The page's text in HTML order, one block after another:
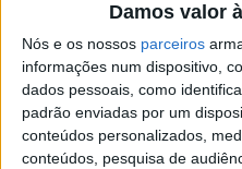
Damos valor
Nós e os nossos parceiros
informações num dispositivo,
dados pessoais, como
padrão enviadas por um
conteúdos personalizados,
conteúdos, pesquisa de
De relembrar que no dia
Amarante foi registado um
escala de Richter segundo
Português do Mar e da
foi registado às 17h03 de